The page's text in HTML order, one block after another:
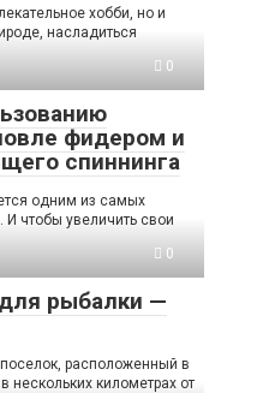
хобби, но и
насладиться
0
фидером и
спиннинга
одним из самых
чтобы увеличить свои
0
рыбалки —
расположенный в
нескольких километрах от